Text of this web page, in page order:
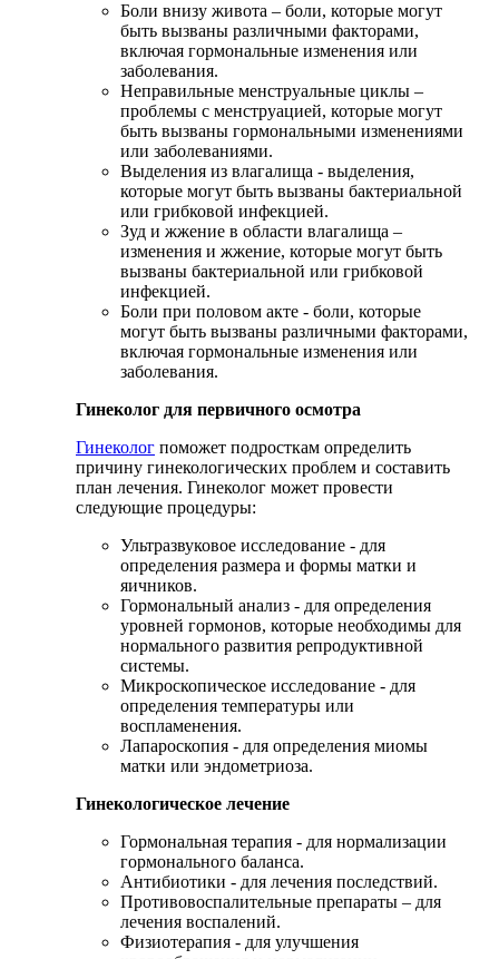
Боли внизу живота – боли, которые могут
быть вызваны различными факторами,
включая гормональные изменения или
заболевания.
Неправильные менструальные циклы –
проблемы с менструацией, которые могут
быть вызваны гормональными изменениями
или заболеваниями.
Выделения из влагалища - выделения,
которые могут быть вызваны бактериальной
или грибковой инфекцией.
Зуд и жжение в области влагалища –
изменения и жжение, которые могут быть
вызваны бактериальной или грибковой
инфекцией.
Боли при половом акте - боли, которые
могут быть вызваны различными факторами,
включая гормональные изменения или
заболевания.
Гинеколог для первичного осмотра
Гинеколог поможет подросткам определить
причину гинекологических проблем и составить
план лечения. Гинеколог может провести
следующие процедуры:
Ультразвуковое исследование - для
определения размера и формы матки и
яичников.
Гормональный анализ - для определения
уровней гормонов, которые необходимы для
нормального развития репродуктивной
системы.
Микроскопическое исследование - для
определения температуры или
воспламенения.
Лапароскопия - для определения миомы
матки или эндометриоза.
Гинекологическое лечение
Гормональная терапия - для нормализации
гормонального баланса.
Антибиотики - для лечения последствий.
Противовоспалительные препараты – для
лечения воспалений.
Физиотерапия - для улучшения